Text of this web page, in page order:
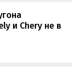
и Chery не в